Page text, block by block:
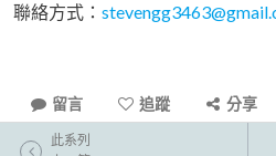
聯絡方式：
留言 追蹤 分享
此系列